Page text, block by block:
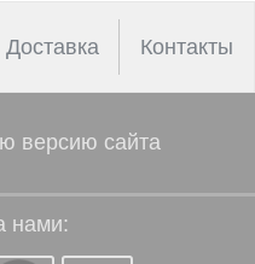
Доставка Контакты
версию сайта
нами: